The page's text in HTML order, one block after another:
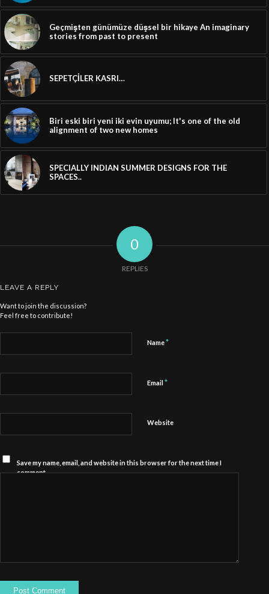
Geçmişten günümüze düşsel bir hikaye An imaginary
stories from past to present
SEPETÇİLER KASRI…
Biri eski biri yeni iki evin uyumu; It's one of the old
alignment of two new homes
SPECIALLY INDIAN SUMMER DESIGNS FOR THE
SPACES..
0
REPLIES
LEAVE A REPLY
Want to join the discussion?
Feel free to contribute!
Name*
Email *
Website
Save my name, email, and website in this browser for the next time I
comment.